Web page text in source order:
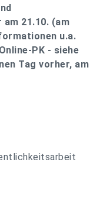
21.10. (am
u.a.
PK - siehe
Tag vorher, am